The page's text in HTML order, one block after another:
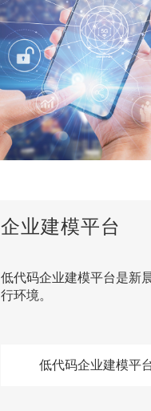
企业建模平台
低代码企业建模平台是新
行环境。
低代码企业建模平